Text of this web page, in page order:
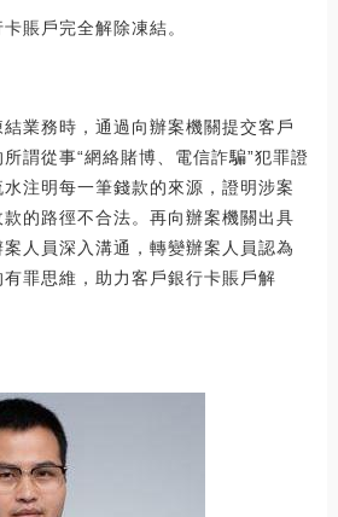
賬戶完全解除凍結。
業務時，通過向辦案機關提交客戶
謂從事“網絡賭博、電信詐騙”犯罪證
注明每一筆錢款的來源，證明涉案
的路徑不合法。再向辦案機關出具
人員深入溝通，轉變辦案人員認為
罪思維，助力客戶銀行卡賬戶解